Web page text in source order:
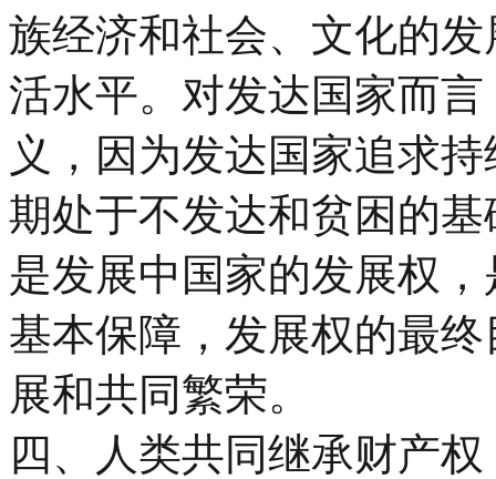
族经济和社会、文化的
活水平。对发达国家而
义，因为发达国家追求
期处于不发达和贫困的
是发展中国家的发展权
基本保障，发展权的最
展和共同繁荣。
四、人类共同继承财产权